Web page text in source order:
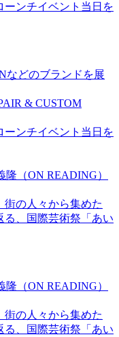
ーンチイベント当日を
などのブランドを展
& CUSTOM
ーンチイベント当日を
隆（ON READING）
街の人々から集めた
、国際芸術祭「あい
隆（ON READING）
街の人々から集めた
、国際芸術祭「あい